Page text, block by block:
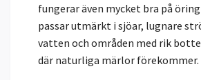
fungerar även mycket bra på öring
passar utmärkt i sjöar, lugnare
vatten och områden med rik
där naturliga märlor förekommer.